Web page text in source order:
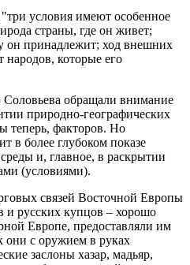
условия имеют особенное
страны, где он живет;
он принадлежит; ход внешних
которые его
Соловьева обращали внимание
природно-географических
теперь, факторов. Но
в более глубоком показе
и, главное, в раскрытии
(условиями).
связей Восточной Европы
русских купцов – хорошо
Европе, предоставляли им
они с оружием в руках
заслоны хазар, мадьяр,